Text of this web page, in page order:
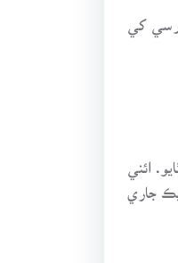
کي
ائني
جاري